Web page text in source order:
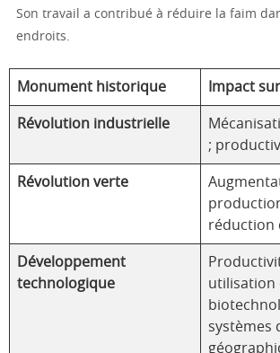
Son travail a contribué à réduire la faim
endroits.
Monument historique Impact
Révolution industrielle
;
Révolution verte
réduction
Développement
technologique
utilisation
systèmes